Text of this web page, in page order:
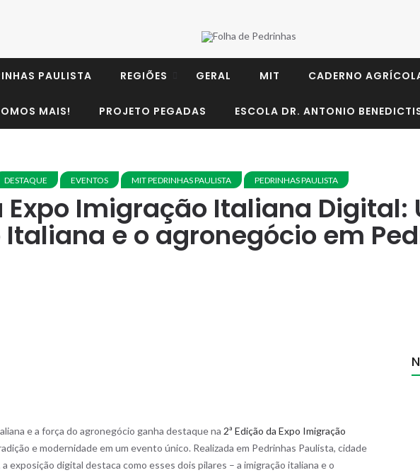
PAULISTA REGIÕES GERAL MIT CADERNO
MAIS! PROJETO PEGADAS ESCOLA DR. ANTONIO
DESTAQUE EVENTOS MIT PEDRINHAS PAULISTA PEDRINHAS PAULISTA
Expo Imigração Italiana
e o agronegócio em
e a força do agronegócio ganha destaque na 2ª Edição da Expo Imigração
e modernidade em um evento único. Realizada em Pedrinhas Paulista, cidade
exposição digital destaca como esses dois pilares – a imigração italiana e o